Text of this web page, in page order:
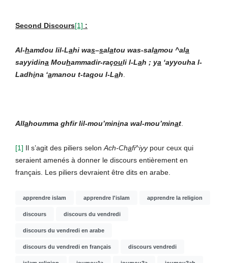
Second Discours[1] :
Al-hamdou lil-Lahi was–salatou was-salamou ^ala
sayyidina Mouhammadir-raçouli l-Lah ; ya ‘ayyouha l-
Ladhina ‘amanou t-taqou l-Lah
Allahoumma ghfir lil-mou’minina wal-mou’minat
[1] Il s’agit des piliers selon Ach-Chafi^iyypour ceux qui
seraient amenés à donner le discours entièrement en
français. Les piliers devraient être dits en arabe.
apprendre islam apprendre l'islam apprendre la religion
discours discours du vendredi
discours du vendredi en arabe
discours du vendredi en français discours vendredi